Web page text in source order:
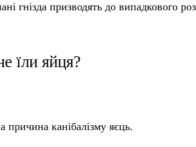
гнізда призводять до випадкового
їли яйця?
причина канібалізму яєць.